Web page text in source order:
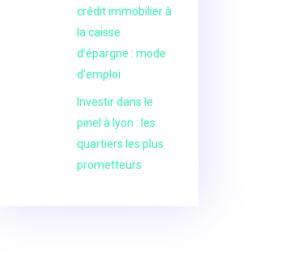
crédit immobilier à
la caisse
d’épargne : mode
d’emploi
Investir dans le
pinel à lyon : les
quartiers les plus
prometteurs